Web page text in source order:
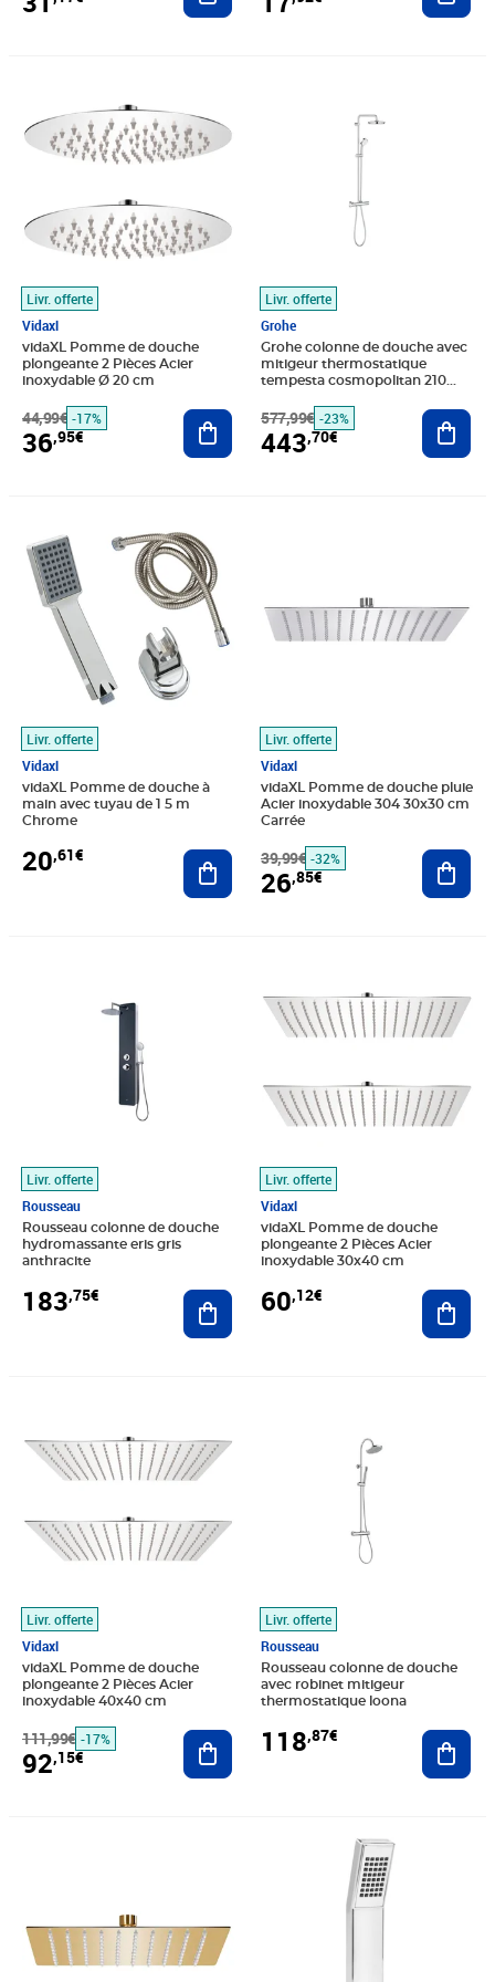
Livr. offerte
Vidaxl
vidaXL Pomme de douche
plongeante 2 Pièces Acier
inoxydable Ø 20 cm
44,99€ -17%
36,95€
Ajouter au panier
Livr. offerte
Grohe
Grohe colonne de douche avec
mitigeur thermostatique
tempesta cosmopolitan 210
577,99€ -23%
443,70€
Livr. offerte
Vidaxl
vidaXL Pomme de douche à
main avec tuyau de 1 5 m
Chrome
20,61€ Ajouter au panier
Livr. offerte
Vidaxl
vidaXL Pomme de douche pluie
Acier inoxydable 304 30x30 cm
Carrée
39,99€ -32%
26,85€
Livr. offerte
Rousseau
Rousseau colonne de douche
hydromassante eris gris
anthracite
183,75€ Ajouter au panier
Livr. offerte
Vidaxl
vidaXL Pomme de douche
plongeante 2 Pièces Acier
inoxydable 30x40 cm
60,12€
Livr. offerte
Vidaxl
vidaXL Pomme de douche
plongeante 2 Pièces Acier
inoxydable 40x40 cm
111,99€ -17%
92,15€
Ajouter au panier
Livr. offerte
Rousseau
Rousseau colonne de douche
avec robinet mitigeur
thermostatique loona
118,87€